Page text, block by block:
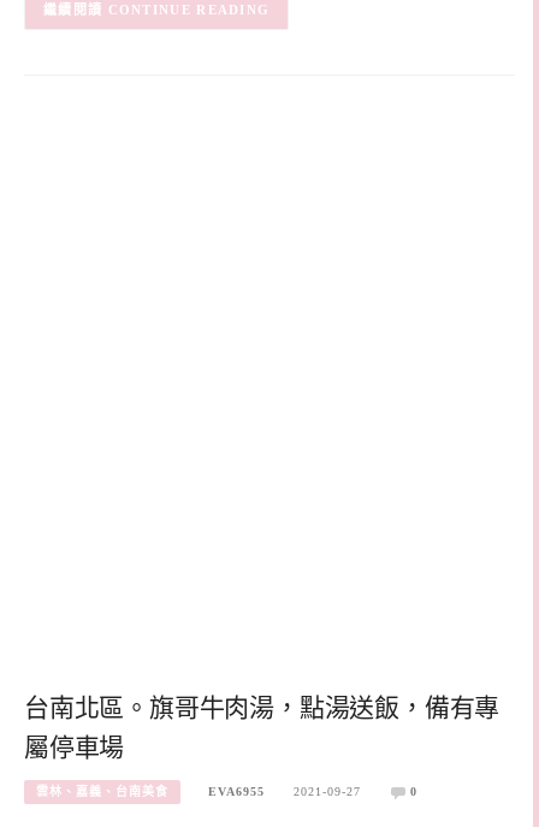
CONTINUE READING
台南北區。旗哥牛肉湯，點湯送飯，備有專
屬停車場
雲林、嘉義、台南美食 EVA6955 2021-09-27 0